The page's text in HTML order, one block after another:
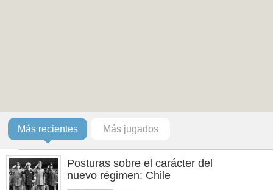
Más recientes Más jugados
Posturas sobre el carácter del
nuevo régimen: Chile